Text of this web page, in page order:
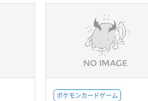
ポケモンカードゲーム